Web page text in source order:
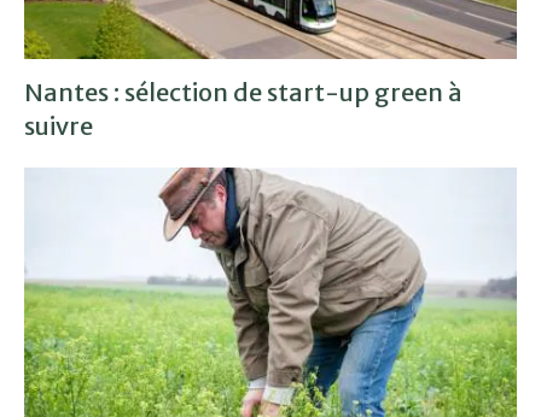
Nantes : sélection de start-up green à
suivre